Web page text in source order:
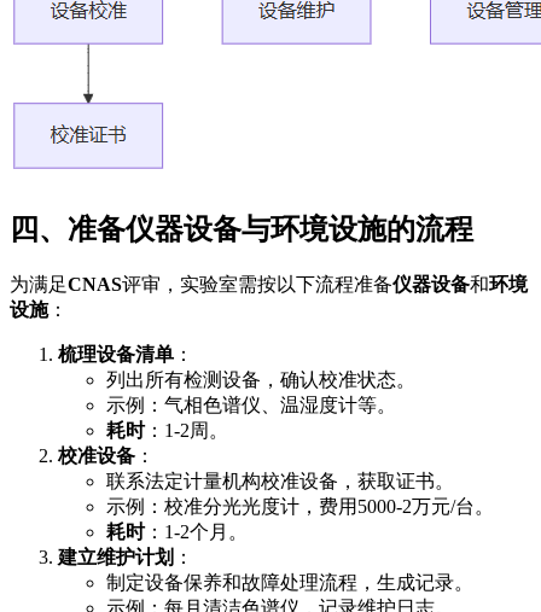
四、准备仪器设备与环境设施的流程
为满足CNAS评审，实验室需按以下流程准备仪器设备和环境
设施：
梳理设备清单 ：
列出所有检测设备，确认校准状态。
示例：气相色谱仪、温湿度计等。
耗时：1-2周。
校准设备 ：
联系法定计量机构校准设备，获取证书。
示例：校准分光光度计，费用5000-2万元/台。
耗时：1-2个月。
建立维护计划 ：
制定设备保养和故障处理流程，生成记录。
示例：每月清洁色谱仪，记录维护日志。